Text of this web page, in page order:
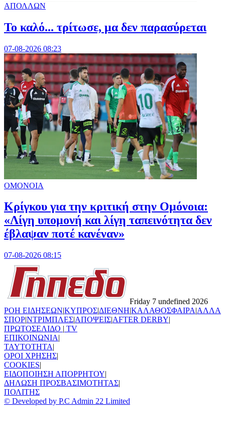
ΑΠΟΛΛΩΝ
Το καλό... τρίτωσε, μα δεν παρασύρεται
07-08-2026 08:23
ΟΜΟΝΟΙΑ
Κρίγκου για την κριτική στην Ομόνοια:
«Λίγη υπομονή και λίγη ταπεινότητα δεν
έβλαψαν ποτέ κανέναν»
07-08-2026 08:15
Friday 7 undefined 2026
ΡΟΗ ΕΙΔΗΣΕΩΝ|ΚΥΠΡΟΣ|ΔΙΕΘΝΗ|ΚΑΛΑΘΟΣΦΑΙΡΑ|ΑΛΛΑ
ΣΠΟΡ|ΝΤΡΙΜΠΛΕΣ|ΑΠΟΨΕΙΣ|AFTER DERBY|
ΠΡΩΤΟΣΕΛΙΔΟ | TV
ΕΠΙΚΟΙΝΩΝΙΑ|
TAYTOTHTA|
ΟΡΟΙ ΧΡΗΣΗΣ|
COOKIES|
ΕΙΔΟΠΟΙΗΣΗ ΑΠΟΡΡΗΤΟΥ|
ΔΗΛΩΣΗ ΠΡΟΣΒΑΣΙΜΟΤΗΤΑΣ|
ΠΟΛΙΤΗΣ
© Developed by P.C Admin 22 Limited